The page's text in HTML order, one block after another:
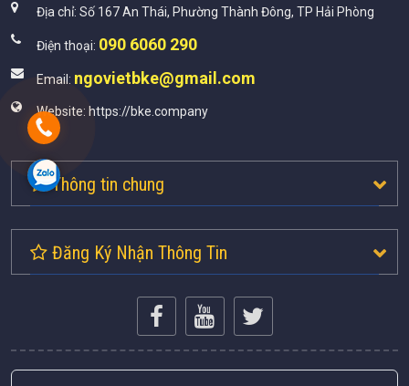
Địa chỉ: Số 167 An Thái, Phường Thành Đông, TP Hải Phòng
Điện thoại: 090 6060 290
Email: ngovietbke@gmail.com
Website: https://bke.company
Thông tin chung
Đăng Ký Nhận Thông Tin